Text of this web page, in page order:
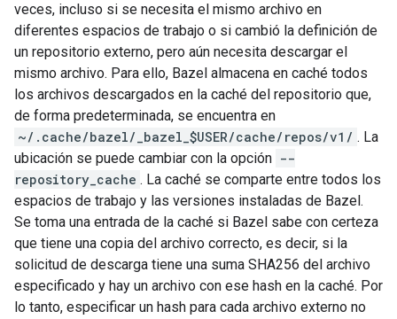
veces, incluso si se necesita el mismo archivo en
diferentes espacios de trabajo o si cambió la definición de
un repositorio externo, pero aún necesita descargar el
mismo archivo. Para ello, Bazel almacena en caché todos
los archivos descargados en la caché del repositorio que,
de forma predeterminada, se encuentra en
~/.cache/bazel/_bazel_$USER/cache/repos/v1/ . La
ubicación se puede cambiar con la opción --
repository_cache . La caché se comparte entre todos los
espacios de trabajo y las versiones instaladas de Bazel.
Se toma una entrada de la caché si Bazel sabe con certeza
que tiene una copia del archivo correcto, es decir, si la
solicitud de descarga tiene una suma SHA256 del archivo
especificado y hay un archivo con ese hash en la caché. Por
lo tanto, especificar un hash para cada archivo externo no